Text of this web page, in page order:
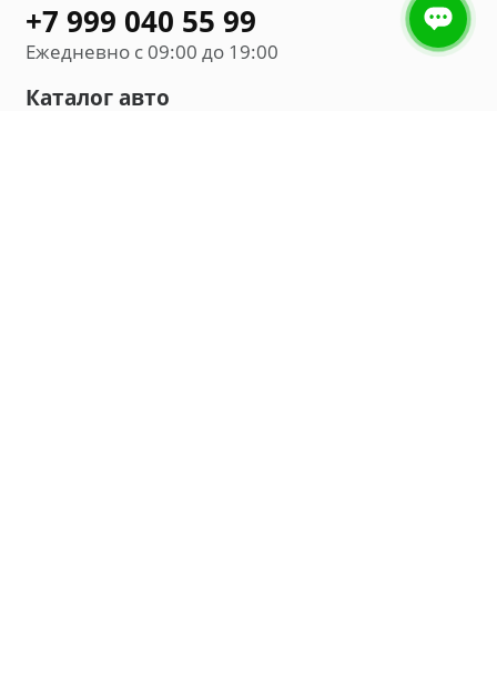
+7 999 040 55 99
Ежедневно с 09:00 до 19:00
Каталог авто